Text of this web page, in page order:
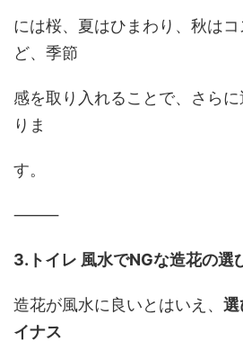
には桜、夏はひまわり、秋は
ど、季節
感を取り入れることで、さら
りま
す。
⸻
3.トイレ 風水でNGな造花の選
造花が風水に良いとはいえ、 選
イナス